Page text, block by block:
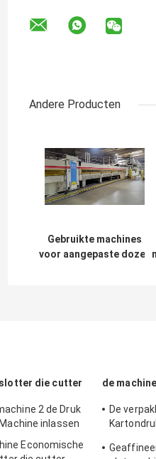
Andere Producten
Gebruikte machines
voor aangepaste dozen
die cutter
2 de Druk
inlassen
Economische
de
De